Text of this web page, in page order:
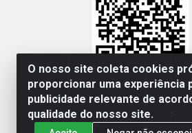
O nosso site coleta cookies
proporcionar uma experiência
publicidade relevante de
qualidade do nosso site.